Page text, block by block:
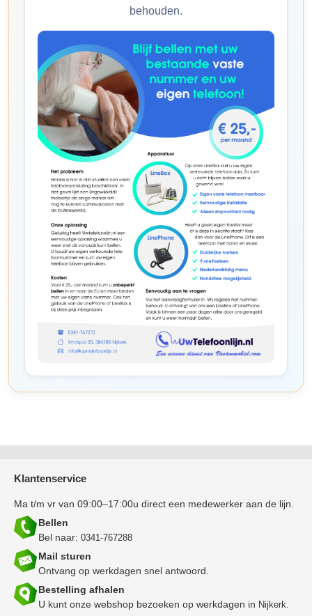
behouden.
Klantenservice
Ma t/m vr van 09:00–17:00u direct een medewerker aan de lijn.
Bellen
Bel naar: 0341-767288
Mail sturen
Ontvang op werkdagen snel antwoord.
Bestelling afhalen
U kunt onze webshop bezoeken op werkdagen in Nijkerk